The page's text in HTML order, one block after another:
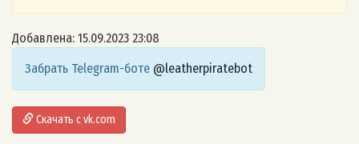
Добавлена: 15.09.2023 23:08
Забрать Telegram-боте @leatherpiratebot
Скачать с vk.com